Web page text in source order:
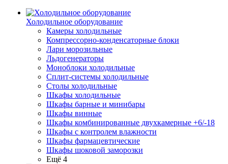
Холодильное оборудование
Камеры холодильные
Компрессорно-конденсаторные блоки
Лари морозильные
Льдогенераторы
Моноблоки холодильные
Сплит-системы холодильные
Столы холодильные
Шкафы холодильные
Шкафы барные и минибары
Шкафы винные
Шкафы комбинированные двухкамерные +6/-18
Шкафы с контролем влажности
Шкафы фармацевтические
Шкафы шоковой заморозки
Ещё 4